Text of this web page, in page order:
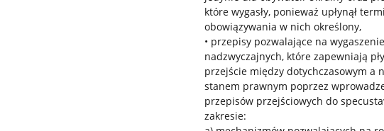
które wygasły, ponieważ upłynął
obowiązywania w nich określony,
• przepisy pozwalające na
nadzwyczajnych, które zapewniają
przejście między dotychczasowym a
stanem prawnym poprzez
przepisów przejściowych do
zakresie: